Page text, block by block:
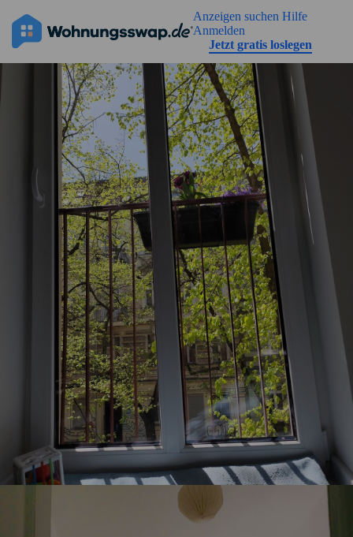
Anzeigen suchen Hilfe
Anmelden
Jetzt gratis loslegen